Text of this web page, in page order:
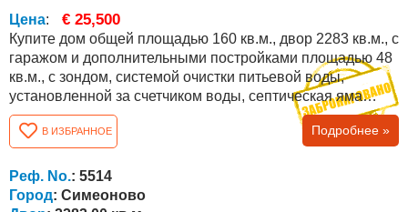
Цена: € 25,500
Купите дом общей площадью 160 кв.м., двор 2283 кв.м., с
гаражом и дополнительными постройками площадью 48
кв.м., с зондом, системой очистки питьевой воды,
установленной за счетчиком воды, септическая яма
объемом в 30 м 3 . На первом этаже планировка
следующая: кухня, гостиная, две спальни, внутренняя
ванная комната с туалетом и коридор. По внешней
лестнице можно попасть на высокий чердачный этаж,
который можно разделить на одну большую или...
В ИЗБРАННОЕ Подробнее »
Реф. No.: 5514
Город: Симеоново